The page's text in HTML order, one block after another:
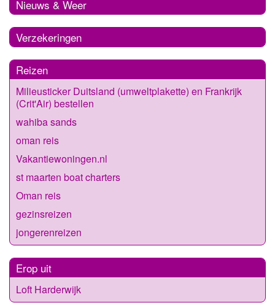
Nieuws & Weer
Verzekeringen
Reizen
Milieusticker Duitsland (umweltplakette) en Frankrijk
(Crit'Air) bestellen
wahiba sands
oman reis
Vakantiewoningen.nl
st maarten boat charters
Oman reis
gezinsreizen
jongerenreizen
Erop uit
Loft Harderwijk